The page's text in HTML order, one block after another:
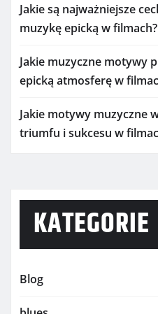
Jakie są najważniejsze
muzykę epicką w filmach?
Jakie muzyczne motywy
epicką atmosferę w
Jakie motywy muzyczne
triumfu i sukcesu w
KATEGORIE
Blog